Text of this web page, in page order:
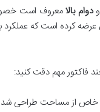
ودوام بالامعروف است
کرده است که عملکرد
فاکتور مهم دقت کنید:
خاص از مساحت طراحی